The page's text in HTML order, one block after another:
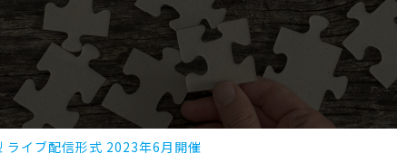
シュボード テーブルカスタマイズサービス
導入支援サービス
サービス
ライブ配信形式 2023年6月開催